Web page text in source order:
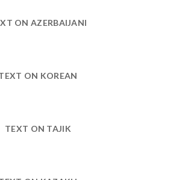
ON AZERBAIJANI
ON KOREAN
TEXT ON TAJIK